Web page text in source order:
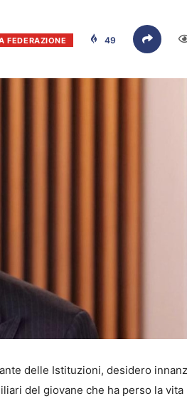
FEDERAZIONE 49
delle Istituzioni, desidero
del giovane che ha perso la vita